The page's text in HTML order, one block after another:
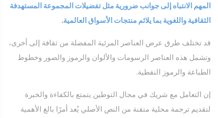
المهم الانتباه إلى جوانب ضرورية مثل تفضيلات المجموعة المستهدفة
الثقافية واللغوية بما يلائم منتجات الأسواق العالمية.
قد تختلف طرق عرض العناصر المرئية المفضلة من ثقافة إلى أخرى،
وتشمل هذه العناصر الرسومات والألوان والرموز والصور وخطوط
الطباعة والرموز النقطية.
إن التعامل مع شريك في مجال التوطين يتمتع بالكفاءة والخبرة
لتقديم ترجمة محلية متقنة من النص الأصلي يُعد أمرًا بالغ الأهمية